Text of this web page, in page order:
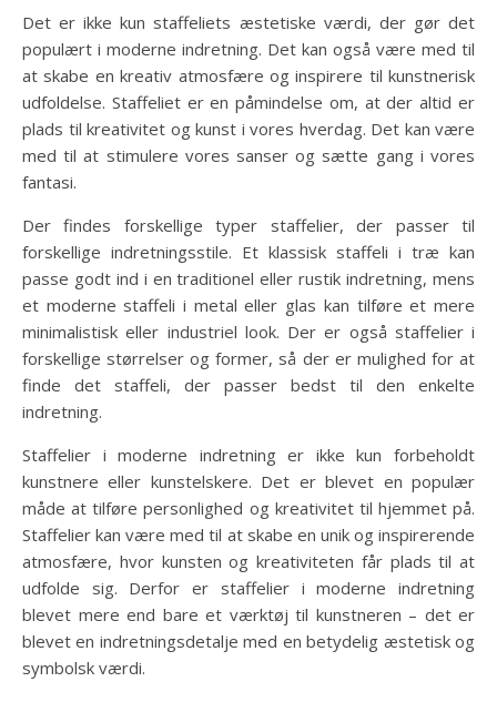
Det er ikke kun staffeliets æstetiske værdi, der gør det
populært i moderne indretning. Det kan også være med til
at skabe en kreativ atmosfære og inspirere til kunstnerisk
udfoldelse. Staffeliet er en påmindelse om, at der altid er
plads til kreativitet og kunst i vores hverdag. Det kan være
med til at stimulere vores sanser og sætte gang i vores
fantasi.
Der findes forskellige typer staffelier, der passer til
forskellige indretningsstile. Et klassisk staffeli i træ kan
passe godt ind i en traditionel eller rustik indretning, mens
et moderne staffeli i metal eller glas kan tilføre et mere
minimalistisk eller industriel look. Der er også staffelier i
forskellige størrelser og former, så der er mulighed for at
finde det staffeli, der passer bedst til den enkelte
indretning.
Staffelier i moderne indretning er ikke kun forbeholdt
kunstnere eller kunstelskere. Det er blevet en populær
måde at tilføre personlighed og kreativitet til hjemmet på.
Staffelier kan være med til at skabe en unik og inspirerende
atmosfære, hvor kunsten og kreativiteten får plads til at
udfolde sig. Derfor er staffelier i moderne indretning
blevet mere end bare et værktøj til kunstneren – det er
blevet en indretningsdetalje med en betydelig æstetisk og
symbolsk værdi.